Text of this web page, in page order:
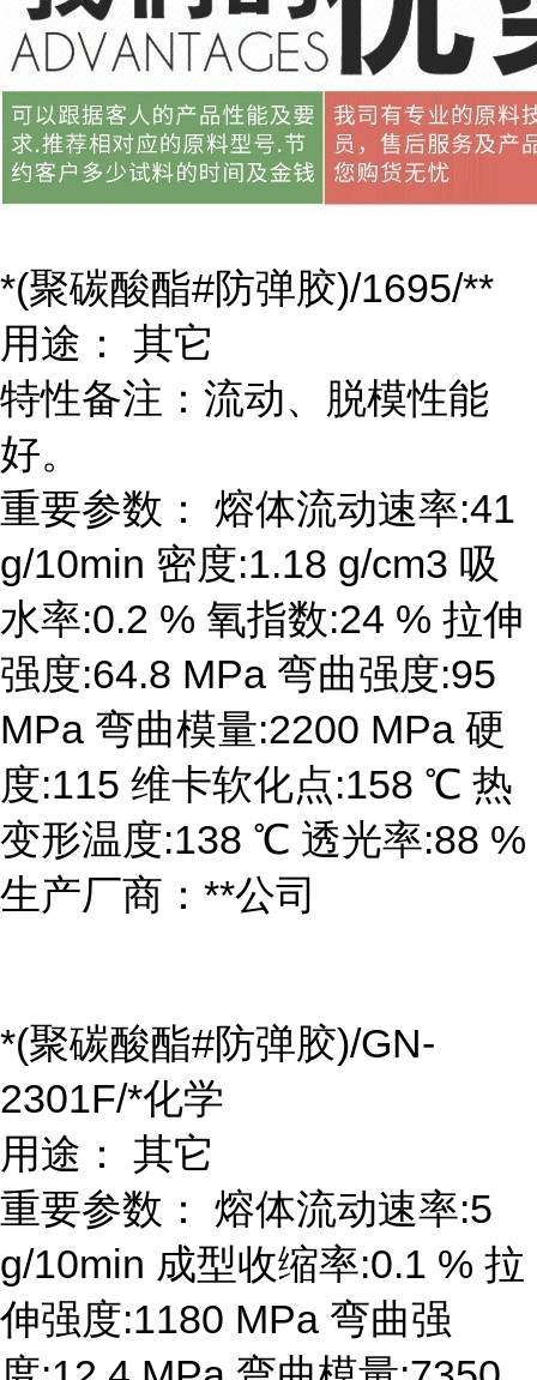
*(聚碳酸酯#防弹胶)/1695/**
用途： 其它
特性备注：流动、脱模性能
好。
重要参数： 熔体流动速率:41
g/10min 密度:1.18 g/cm3 吸
水率:0.2 % 氧指数:24 % 拉伸
强度:64.8 MPa 弯曲强度:95
MPa 弯曲模量:2200 MPa 硬
度:115 维卡软化点:158 ℃ 热
变形温度:138 ℃ 透光率:88 %
生产厂商：**公司
*(聚碳酸酯#防弹胶)/GN-
2301F/*化学
用途： 其它
重要参数： 熔体流动速率:5
g/10min 成型收缩率:0.1 % 拉
伸强度:1180 MPa 弯曲强